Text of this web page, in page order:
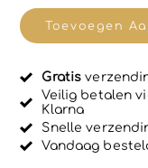
r
d
0
i
t
5
van
-
Toevoegen
Gratis
Veilig betalen
Klarna
Snelle
Vandaag